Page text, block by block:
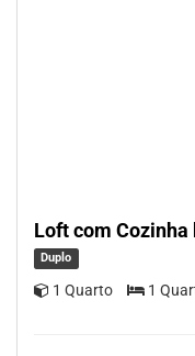
Loft com Cozinha
Duplo
1 Quarto 1